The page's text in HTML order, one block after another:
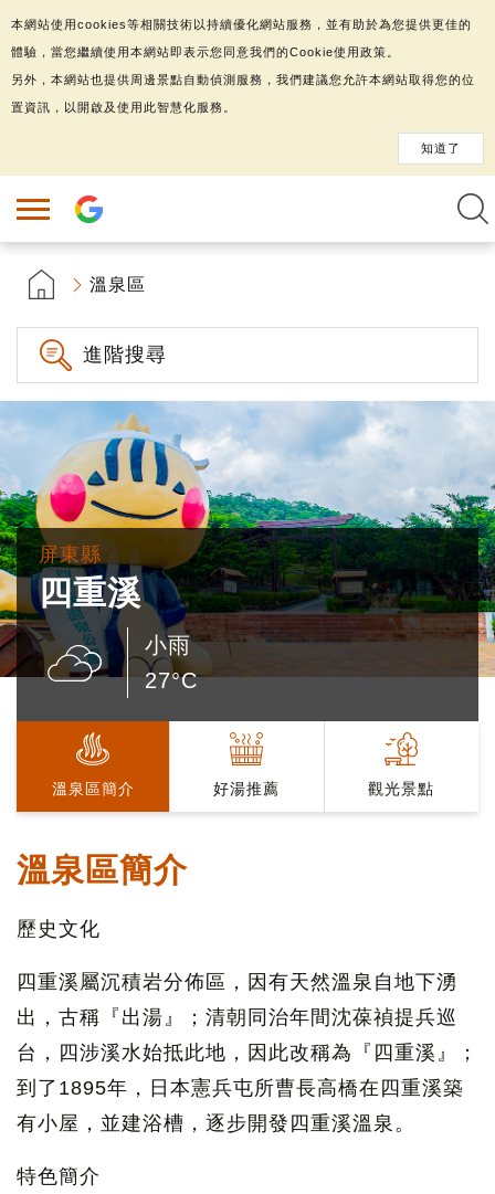
溫泉區
進階搜尋
屏東縣
四重溪
小雨
27°C
溫泉區簡介 好湯推薦 觀光景點
溫泉區簡介
歷史文化
四重溪屬沉積岩分佈區，因有天然溫泉自地下湧
出，古稱『出湯』；清朝同治年間沈葆禎提兵巡
台，四涉溪水始抵此地，因此改稱為『四重溪』；
到了1895年，日本憲兵屯所曹長高橋在四重溪築
有小屋，並建浴槽，逐步開發四重溪溫泉。
特色簡介
本網站使用cookies等相關技術以持續優化網站服務，並有助於為您提供更佳的
體驗，當您繼續使用本網站即表示您同意我們的Cookie使用政策。
另外，本網站也提供周邊景點自動偵測服務，我們建議您允許本網站取得您的位
置資訊，以開啟及使用此智慧化服務。
知道了